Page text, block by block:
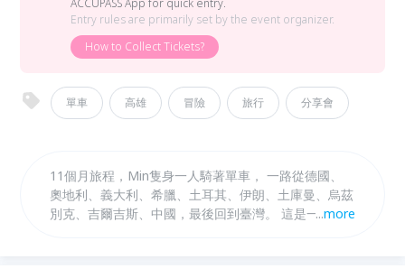
ACCUPASS App for quick entry.
Entry rules are primarily set by the event organizer.
How to Collect Tickets?
單車 高雄 冒險 旅行 分享會
11個月旅程，Min隻身一人騎著單車， 一路從德國、
奧地利、義大利、希臘、土耳其、伊朗、土庫曼、烏茲
別克、吉爾吉斯、中國，最後回到臺灣。 這是一趟回
...more